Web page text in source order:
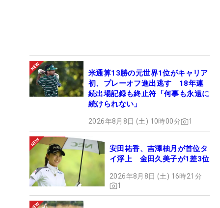
米通算13勝の元世界1位がキャリア
初、プレーオフ進出逃す 18年連
続出場記録も終止符「何事も永遠に
続けられない」
2026年8月8日 (土) 10時00分 1
安田祐香、吉澤柚月が首位タ
イ浮上 金田久美子が1差3位
2026年8月8日 (土) 16時21分
1